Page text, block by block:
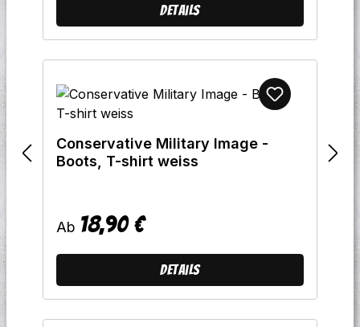
Details
Conservative Military Image -
Boots, T-shirt weiss
Regulärer Preis:
Ab 18,90 €
Details